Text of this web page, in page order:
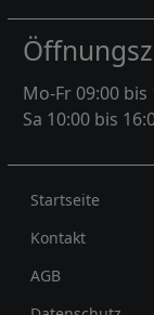
Mo-Fr 09:00 bis
Sa 10:00 bis
Rechtliches
Startseite
Kontakt
AGB